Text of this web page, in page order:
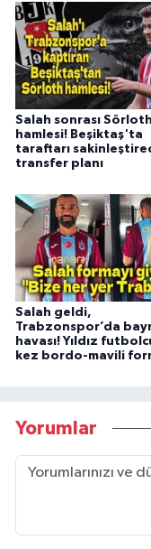
Salah sonrası Sörloth
hamlesi! Beşiktaş'ta
taraftarı
transfer planı
Salah geldi,
Trabzonspor’da
havası! Yıldız
kez bordo-mavili
Yorumlar